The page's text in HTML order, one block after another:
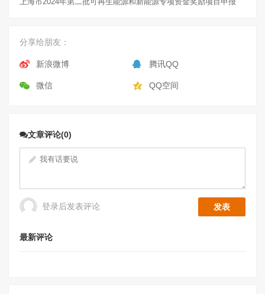
分享给朋友：
新浪微博 腾讯QQ
微信 QQ空间
文章评论(0)
登录后发表评论
最新评论